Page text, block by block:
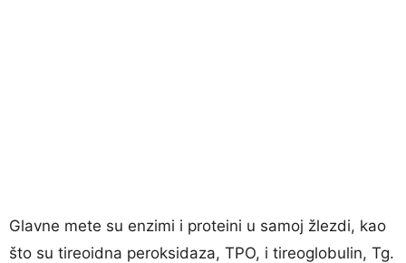
Glavne mete su enzimi i proteini u samoj žlezdi, kao
što su tireoidna peroksidaza, TPO, i tireoglobulin, Tg.